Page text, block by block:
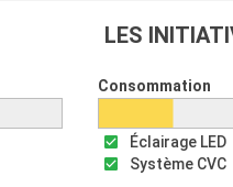
LES
Consommation
Éclairage LED
Système CVC